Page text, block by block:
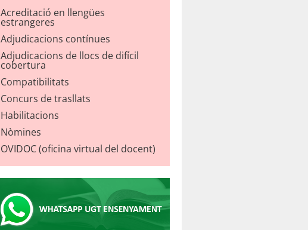
Acreditació en llengües
estrangeres
Adjudicacions contínues
Adjudicacions de llocs de difícil
cobertura
Compatibilitats
Concurs de trasllats
Habilitacions
Nòmines
OVIDOC (oficina virtual del docent)